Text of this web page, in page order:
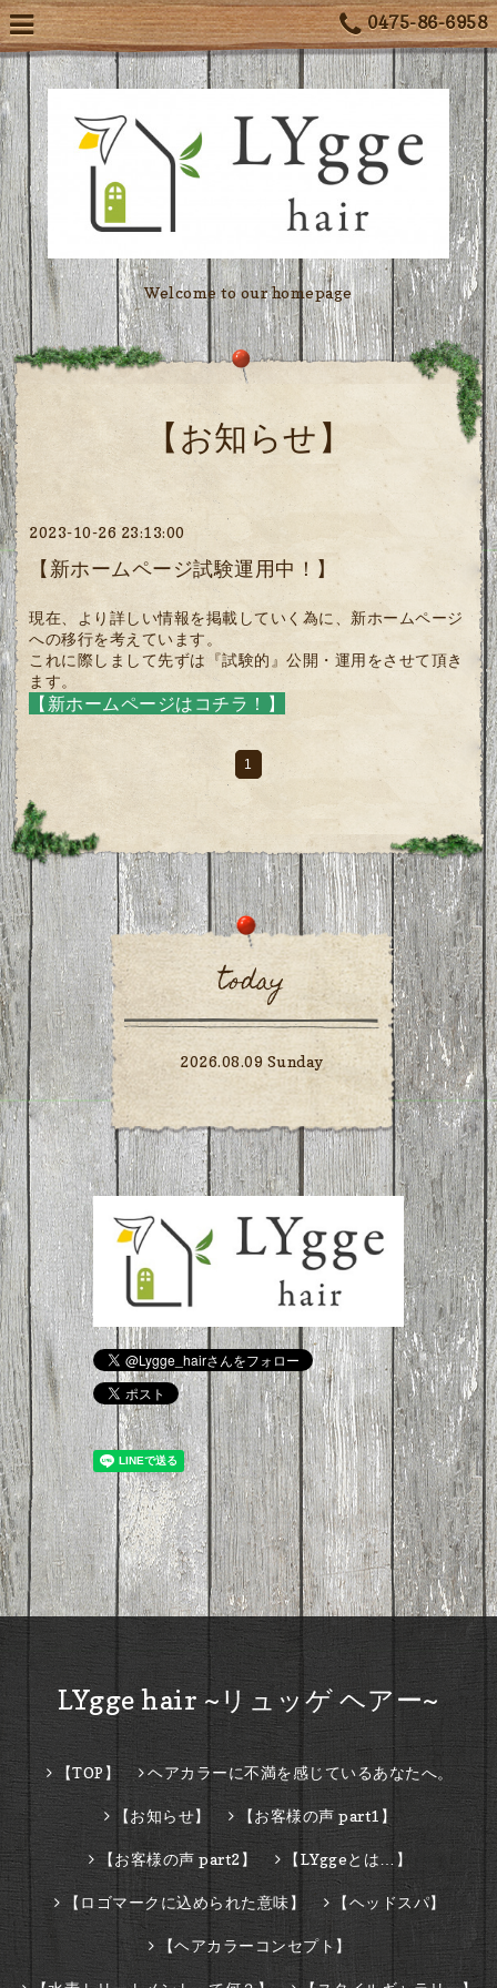
0475-86-6958
Welcome to our homepage
【お知らせ】
2023-10-26 23:13:00
【新ホームページ試験運用中！】
現在、より詳しい情報を掲載していく為に、新ホームページ
への移行を考えています。
これに際しまして先ずは『試験的』公開・運用をさせて頂き
ます。
【新ホームページはコチラ！】
1
today
2026.08.09 Sunday
LYgge hair ~リュッゲ ヘアー~
【TOP】 ヘアカラーに不満を感じているあなたへ。
【お知らせ】 【お客様の声 part1】
【お客様の声 part2】 【LYggeとは…】
【ロゴマークに込められた意味】 【ヘッドスパ】
【ヘアカラーコンセプト】